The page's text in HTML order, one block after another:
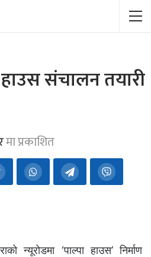
हाउस संचालन तयारी
मा प्रकाशित
न्यूरोडमा ‘पाल्पा हाउस’ निर्माण